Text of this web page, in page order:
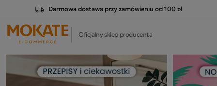
Darmowa dostawa przy zamówieniu od 100 zł
Oficjalny sklep producenta